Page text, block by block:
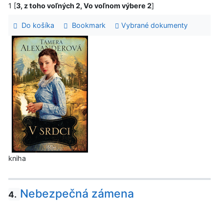
1 [3, z toho voľných 2, Vo voľnom výbere 2]
Do košíka Bookmark Vybrané dokumenty
kniha
4. Nebezpečná zámena